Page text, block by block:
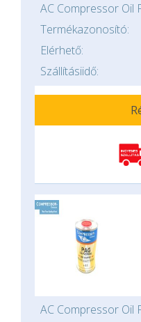
AC Compressor Oil
Termékazonosító:
Elérhető:
Szállításiidő:
AC Compressor Oil